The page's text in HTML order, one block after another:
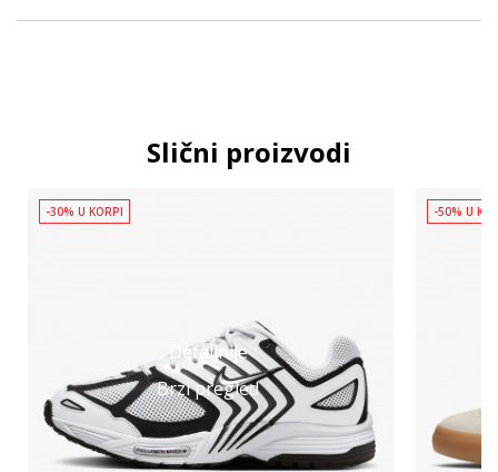
Slični proizvodi
Detaljnije
Brzi pregled
-30% U KORPI -50% U